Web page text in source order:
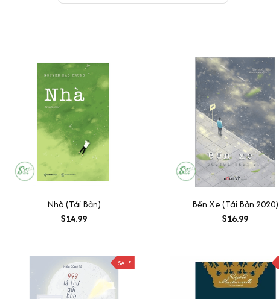
Nhà (Tái Bản)
$14.99
Bến Xe (Tái Bản 2020)
$16.99
SALE